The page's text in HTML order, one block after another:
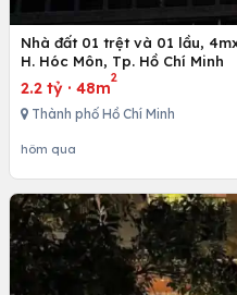
Nhà đất 01 trệt và 01 lầu, 4mx12m ở đường Nguyễn Thị Sáu,
H. Hóc Môn, Tp. Hồ Chí Minh
2.2 tỷ · 48m
2
Thành phố Hồ Chí Minh
hôm qua